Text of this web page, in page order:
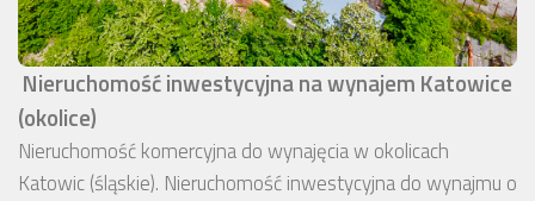
Nieruchomość inwestycyjna na wynajem Katowice
(okolice)
Nieruchomość komercyjna do wynajęcia w okolicach
Katowic (śląskie). Nieruchomość inwestycyjna do wynajmu o